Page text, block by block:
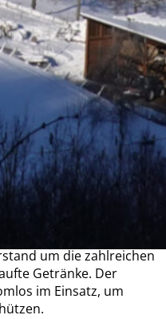
Wochenmitte war der
jahrelanger
Wiese wieder gerodelt
griffen beim
Techniker Andreas
Flutlicht die
wurde verlegt und
um die zahlreichen
Getränke. Der
im Einsatz, um